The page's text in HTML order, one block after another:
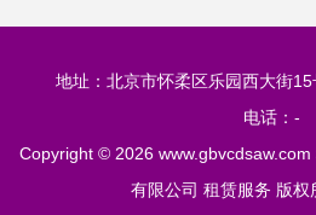
地址：北京市怀柔区乐园西大街
电话：-
Copyright © 2026 www.gbvcdsaw.com
有限公司 租赁服务 版权